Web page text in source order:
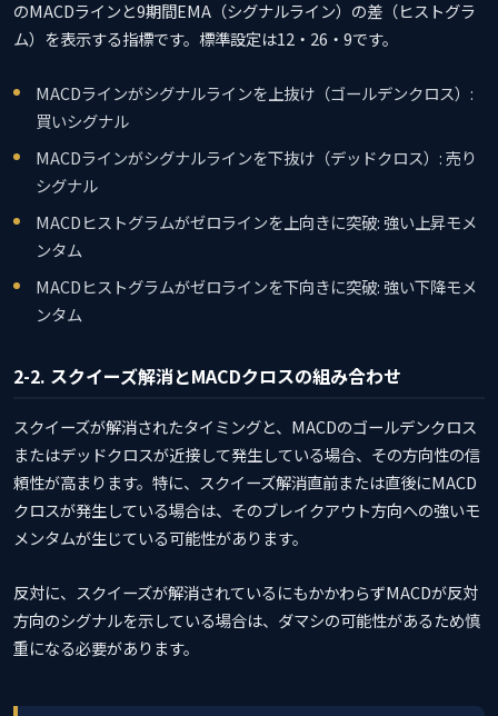
のMACDラインと9期間EMA（シグナルライン）の差（ヒストグラ
ム）を表示する指標です。標準設定は12・26・9です。
MACDラインがシグナルラインを上抜け（ゴールデンクロス）:
買いシグナル
MACDラインがシグナルラインを下抜け（デッドクロス）: 売り
シグナル
MACDヒストグラムがゼロラインを上向きに突破: 強い上昇モメ
ンタム
MACDヒストグラムがゼロラインを下向きに突破: 強い下降モメ
ンタム
2-2. スクイーズ解消とMACDクロスの組み合わせ
スクイーズが解消されたタイミングと、MACDのゴールデンクロス
またはデッドクロスが近接して発生している場合、その方向性の信
頼性が高まります。特に、スクイーズ解消直前または直後にMACD
クロスが発生している場合は、そのブレイクアウト方向への強いモ
メンタムが生じている可能性があります。
反対に、スクイーズが解消されているにもかかわらずMACDが反対
方向のシグナルを示している場合は、ダマシの可能性があるため慎
重になる必要があります。